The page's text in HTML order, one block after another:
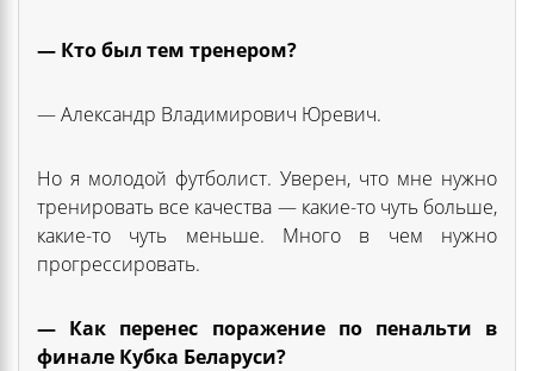
— Кто был тем тренером?
— Александр Владимирович Юревич.
Но я молодой футболист. Уверен, что мне нужно
тренировать все качества — какие-то чуть больше,
какие-то чуть меньше. Много в чем нужно
прогрессировать.
— Как перенес поражение по пенальти в
финале Кубка Беларуси?